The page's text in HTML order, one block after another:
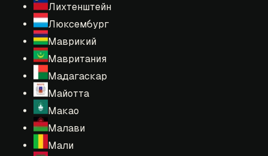
Лихтенштейн
Люксембург
Маврикий
Мавритания
Мадагаскар
Майотта
Макао
Малави
Мали